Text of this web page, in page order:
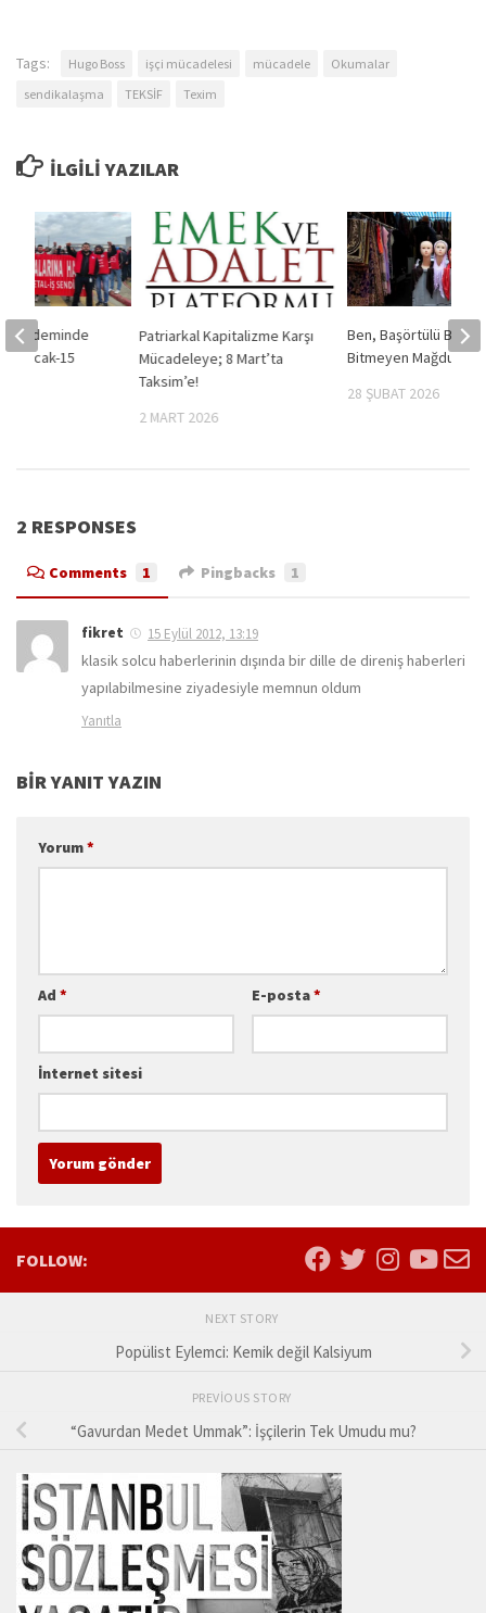
Tags: Hugo Boss işçi mücadelesi mücadele
Okumalar
sendikalaşma
TEKSİF Texim
İLGILI YAZILAR
Patriarkal Kapitalizme Karşı
Mücadeleye; 8 Mart’ta
Taksim’e!
2 MART 2026
Ben, Başörtülü
Bitmeyen
28 ŞUBAT 2026
Gündeminde
(2 Ocak-15
2 RESPONSES
Comments 1 Pingbacks 1
fikret 15 Eylül 2012, 13:19
klasik solcu haberlerinin dışında bir dille de direniş haberleri
yapılabilmesine ziyadesiyle memnun oldum
Yanıtla
BIR YANIT YAZIN
Yorum*
Ad * E-posta*
İnternet sitesi
FOLLOW:
NEXT STORY
Popülist Eylemci: Kemik değil Kalsiyum
PREVIOUS STORY
“Gavurdan Medet Ummak”: İşçilerin Tek Umudu mu?